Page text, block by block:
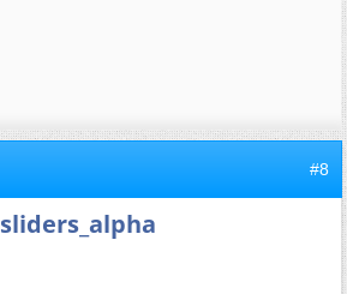
#8
sliders_alpha